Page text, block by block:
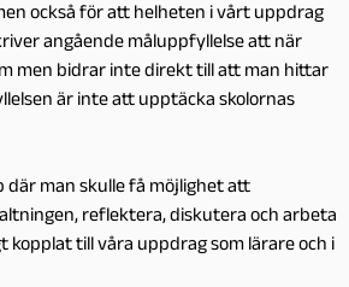
också för att helheten i vårt uppdrag
angående måluppfyllelse att när
men bidrar inte direkt till att man hittar
är inte att upptäcka skolornas
där man skulle få möjlighet att
reflektera, diskutera och arbeta
till våra uppdrag som lärare och i